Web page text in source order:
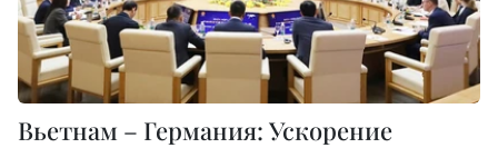
Вьетнам – Германия: Ускорение